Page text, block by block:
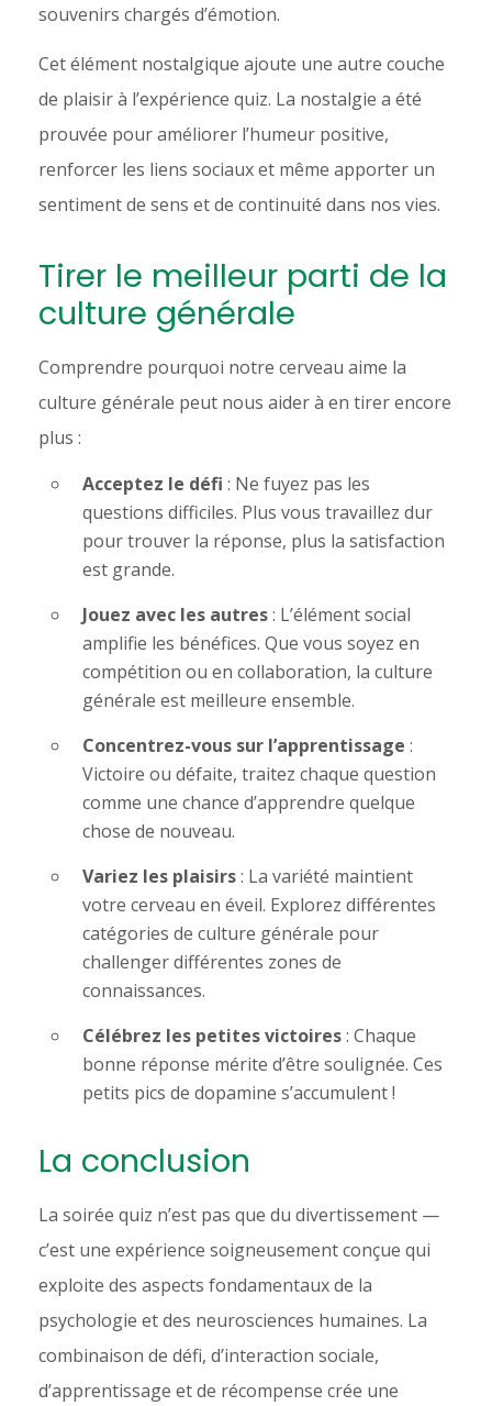
souvenirs chargés d’émotion.
Cet élément nostalgique ajoute une autre couche
de plaisir à l’expérience quiz. La nostalgie a été
prouvée pour améliorer l’humeur positive,
renforcer les liens sociaux et même apporter un
sentiment de sens et de continuité dans nos vies.
Tirer le meilleur parti de la
culture générale
Comprendre pourquoi notre cerveau aime la
culture générale peut nous aider à en tirer encore
plus :
Acceptez le défi : Ne fuyez pas les
questions difficiles. Plus vous travaillez dur
pour trouver la réponse, plus la satisfaction
est grande.
Jouez avec les autres: L’élément social
amplifie les bénéfices. Que vous soyez en
compétition ou en collaboration, la culture
générale est meilleure ensemble.
Concentrez-vous sur l’apprentissage :
Victoire ou défaite, traitez chaque question
comme une chance d’apprendre quelque
chose de nouveau.
Variez les plaisirs: La variété maintient
votre cerveau en éveil. Explorez différentes
catégories de culture générale pour
challenger différentes zones de
connaissances.
Célébrez les petites victoires: Chaque
bonne réponse mérite d’être soulignée. Ces
petits pics de dopamine s’accumulent !
La conclusion
La soirée quiz n’est pas que du divertissement —
c’est une expérience soigneusement conçue qui
exploite des aspects fondamentaux de la
psychologie et des neurosciences humaines. La
combinaison de défi, d’interaction sociale,
d’apprentissage et de récompense crée une